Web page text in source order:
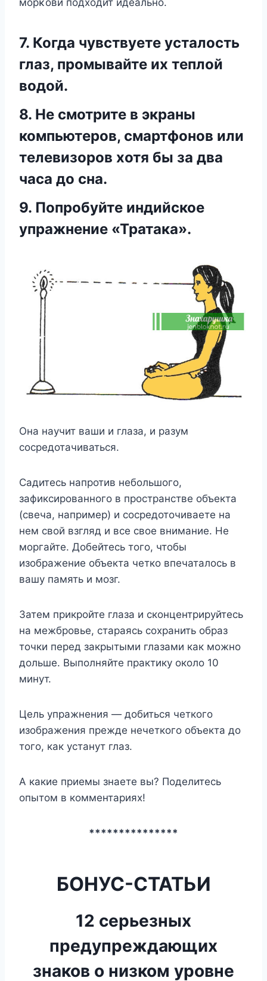
7. Когда чувствуете усталость
глаз, промывайте их теплой
водой.
8. Не смотрите в экраны
компьютеров, смартфонов или
телевизоров хотя бы за два
часа до сна.
9. Попробуйте индийское
упражнение «Тратака».
Она научит ваши и глаза, и разум
сосредотачиваться.
Садитесь напротив небольшого,
зафиксированного в пространстве объекта
(свеча, например) и сосредоточиваете на
нем свой взгляд и все свое внимание. Не
моргайте. Добейтесь того, чтобы
изображение объекта четко впечаталось в
вашу память и мозг.
Затем прикройте глаза и сконцентрируйтесь
на межбровье, стараясь сохранить образ
точки перед закрытыми глазами как можно
дольше. Выполняйте практику около 10
минут.
Цель упражнения — добиться четкого
изображения прежде нечеткого объекта до
того, как устанут глаз.
А какие приемы знаете вы? Поделитесь
опытом в комментариях!
***************
БОНУС-СТАТЬИ
12 серьезных
предупреждающих
знаков о низком уровне